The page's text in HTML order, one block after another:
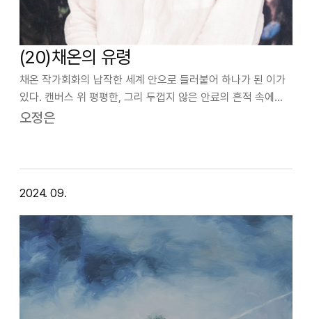
(20)채온의 유령
채온 작가회화의 납작한 세계 안으로 들러붙어 하나가 된 이가
있다. 캔버스 위 평평한, 그리 두껍지 않은 안료의 흔적 속에
자기 영혼의 궤적을 냅다 그어버린 어느 화가. ‘그리고 싶은
오정은
2024. 09.